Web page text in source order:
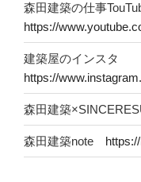
森田建築の仕事
https://
建築屋のインスタ
https://
森田建築
森田建築note